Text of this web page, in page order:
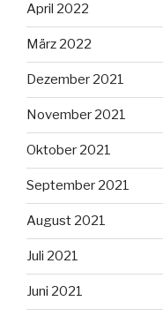
April 2022
März 2022
Dezember 2021
November 2021
Oktober 2021
September 2021
August 2021
Juli 2021
Juni 2021